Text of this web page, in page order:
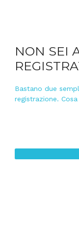
NON SEI
Bastano due
registrazione.